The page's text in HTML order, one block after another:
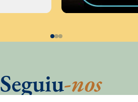
Seguiu-nos